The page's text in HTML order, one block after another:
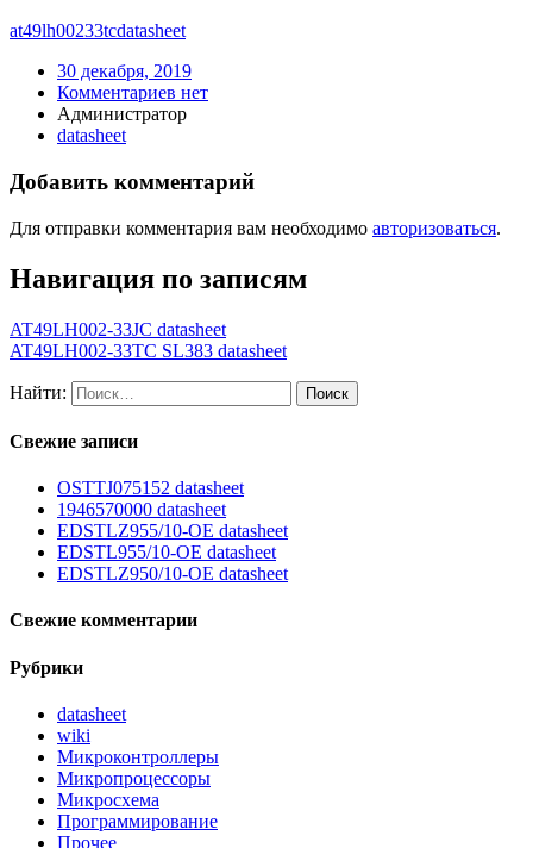
at49lh00233tcdatasheet
30 декабря, 2019
Комментариев нет
Администратор
datasheet
Добавить комментарий
Для отправки комментария вам необходимо авторизоваться.
Навигация по записям
AT49LH002-33JC datasheet
AT49LH002-33TC SL383 datasheet
Найти:
Свежие записи
OSTTJ075152 datasheet
1946570000 datasheet
EDSTLZ955/10-OE datasheet
EDSTL955/10-OE datasheet
EDSTLZ950/10-OE datasheet
Свежие комментарии
Рубрики
datasheet
wiki
Микроконтроллеры
Микропроцессоры
Микросхема
Программирование
Прочее